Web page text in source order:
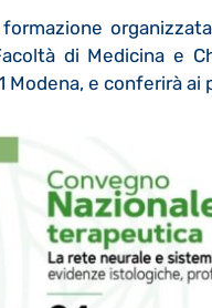
di Medicina e
Modena, e conferirà